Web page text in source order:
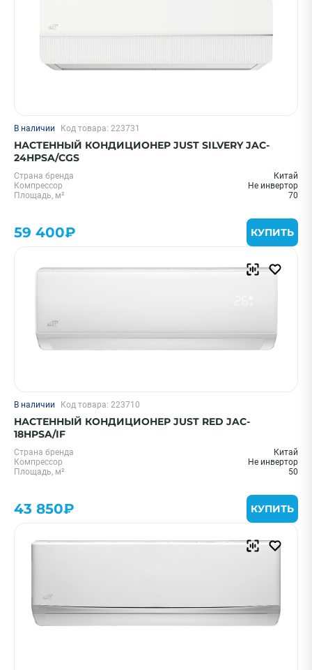
В наличии Код товара: 223731
НАСТЕННЫЙ КОНДИЦИОНЕР JUST SILVERY JAC-
24HPSA/CGS
Страна бренда
Китай
Компрессор
Не инвертор
Площадь, м²
70
59 400₽ КУПИТЬ
В наличии Код товара: 223710
НАСТЕННЫЙ КОНДИЦИОНЕР JUST RED JAC-
18HPSA/IF
Страна бренда
Китай
Компрессор
Не инвертор
Площадь, м²
50
43 850₽ КУПИТЬ